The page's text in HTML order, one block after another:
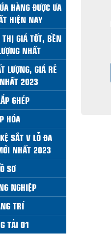
HÀNG ĐƯỢC ƯA
HIỆN NAY
GIÁ TỐT, BỀN
NHẤT
LƯỢNG, GIÁ RẺ
2023
GHÉP
HÓA
SẮT V LỖ ĐA
NHẤT 2023
SƠ
NGHIỆP
TRÍ
TẢI 01